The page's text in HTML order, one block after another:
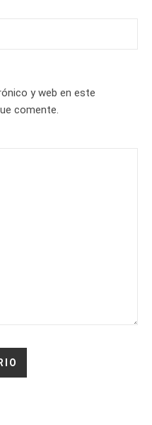
y web en este
comente.